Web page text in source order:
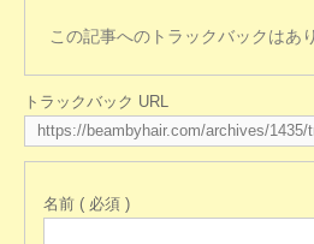
この記事へのトラックバックはあ
トラックバック URL
名前 ( 必須 )